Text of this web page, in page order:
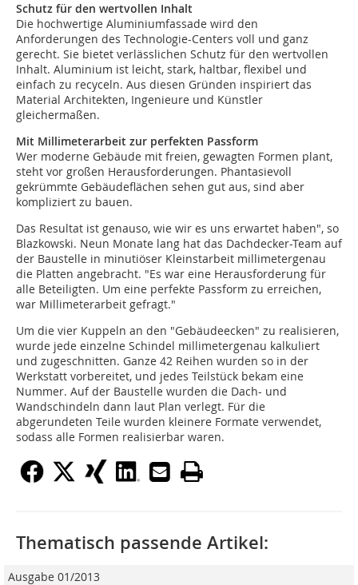
Schutz für den wertvollen Inhalt
Die hochwertige Aluminiumfassade wird den
Anforderungen des Technologie-Centers voll und ganz
gerecht. Sie bietet verlässlichen Schutz für den wertvollen
Inhalt. Aluminium ist leicht, stark, haltbar, flexibel und
einfach zu recyceln. Aus diesen Gründen inspiriert das
Material Architekten, Ingenieure und Künstler
gleichermaßen.
Mit Millimeterarbeit zur perfekten Passform
Wer moderne Gebäude mit freien, gewagten Formen plant,
steht vor großen Herausforderungen. Phantasievoll
gekrümmte Gebäudeflächen sehen gut aus, sind aber
kompliziert zu bauen.
Das Resultat ist genauso, wie wir es uns erwartet haben", so
Blazkowski. Neun Monate lang hat das Dachdecker-Team auf
der Baustelle in minutiöser Kleinstarbeit millimetergenau
die Platten angebracht. "Es war eine Herausforderung für
alle Beteiligten. Um eine perfekte Passform zu erreichen,
war Millimeterarbeit gefragt."
Um die vier Kuppeln an den "Gebäudeecken" zu realisieren,
wurde jede einzelne Schindel millimetergenau kalkuliert
und zugeschnitten. Ganze 42 Reihen wurden so in der
Werkstatt vorbereitet, und jedes Teilstück bekam eine
Nummer. Auf der Baustelle wurden die Dach- und
Wandschindeln dann laut Plan verlegt. Für die
abgerundeten Teile wurden kleinere Formate verwendet,
sodass alle Formen realisierbar waren.
Thematisch passende Artikel:
Ausgabe 01/2013